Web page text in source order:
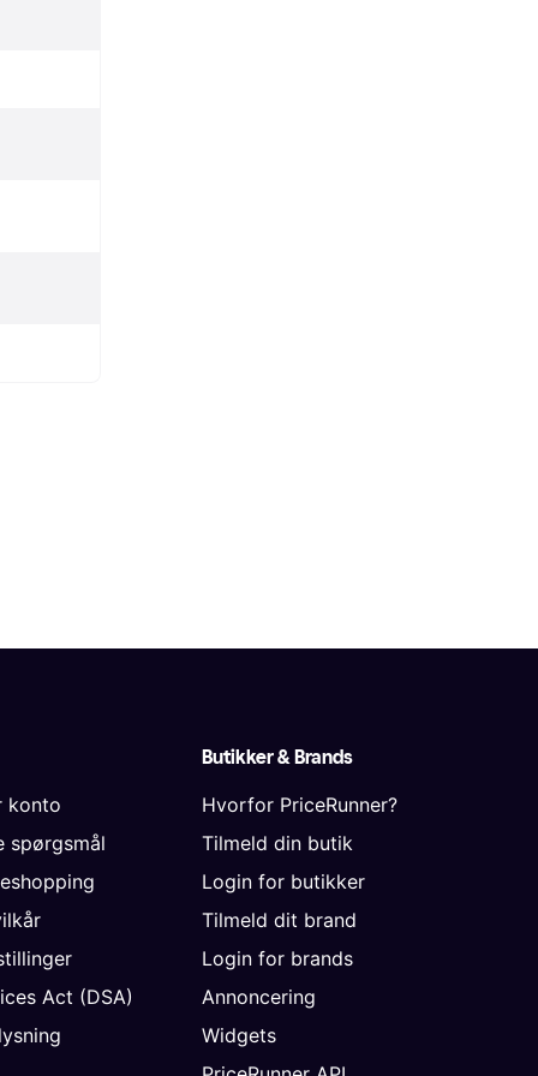
konto
spørgsmål
Act (DSA)
Butikker & Brands
Hvorfor PriceRunner?
Tilmeld din butik
Login for butikker
Tilmeld dit brand
Login for brands
Annoncering
Widgets